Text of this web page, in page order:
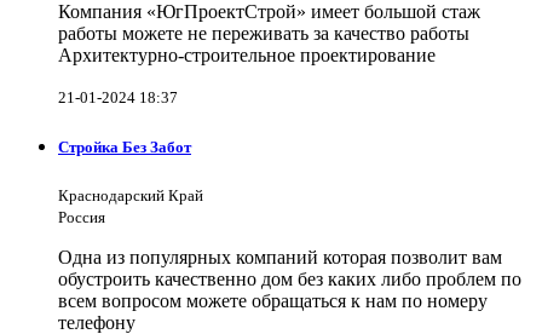
Компания «ЮгПроектСтрой» имеет большой стаж
работы можете не переживать за качество работы
Архитектурно-строительное проектирование
21-01-2024 18:37
Стройка Без Забот
Краснодарский Край
Россия
Одна из популярных компаний которая позволит вам
обустроить качественно дом без каких либо проблем по
всем вопросом можете обращаться к нам по номеру
телефону